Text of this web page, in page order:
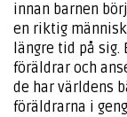
innan barnen
en riktig
längre tid på
föräldrar och
de har världens
föräldrarna i